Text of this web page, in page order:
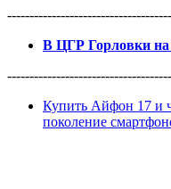
В ЦГР Горловки на
Купить Айфон 17 и
поколение